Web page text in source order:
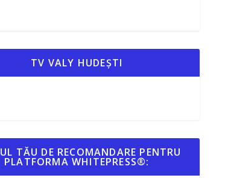
TV VALY HUDEȘTI
TĂU DE RECOMANDARE PENTRU
PLATFORMA WHITEPRESS®: